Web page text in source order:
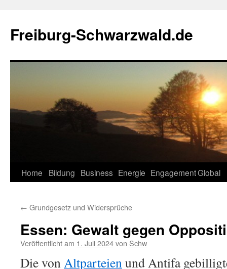
springen
Freiburg-Schwarzwald.de
Home Bildung Business Energie EngagementGlobal
← Grundgesetz und Widersprüche
Essen: Gewalt gegen
Veröffentlicht am 1. Juli 2024von Schw
Die vonAltparteienund Antifa